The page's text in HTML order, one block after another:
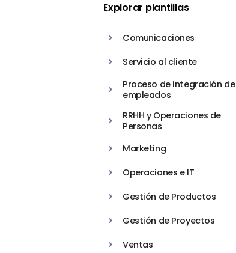
Explorar plantillas
Comunicaciones
Servicio al cliente
Proceso de integración de
empleados
RRHH y Operaciones de
Personas
Marketing
Operaciones e IT
Gestión de Productos
Gestión de Proyectos
Ventas